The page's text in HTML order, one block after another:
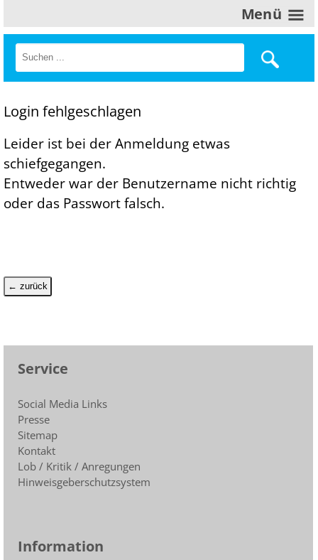
Menü
Login fehlgeschlagen
Leider ist bei der Anmeldung etwas
schiefgegangen.
Entweder war der Benutzername nicht richtig
oder das Passwort falsch.
← zurück
Service
Social Media Links
Presse
Sitemap
Kontakt
Lob / Kritik / Anregungen
Hinweisgeberschutzsystem
Information